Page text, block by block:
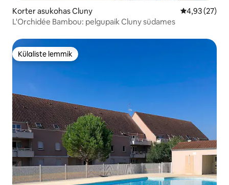
Korter asukohas Cluny Keskmine
4,93 (27)
L'Orchidée Bambou: pelgupaik Cluny südames
Külaliste lemmik
Külaliste lemmik